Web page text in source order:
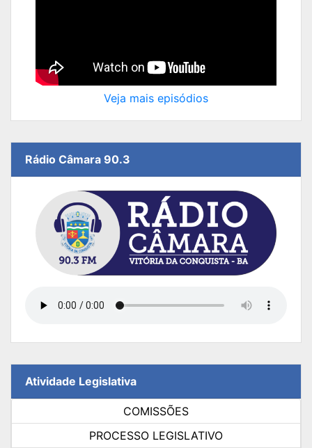
Veja mais episódios
Rádio Câmara 90.3
Atividade Legislativa
COMISSÕES
PROCESSO LEGISLATIVO